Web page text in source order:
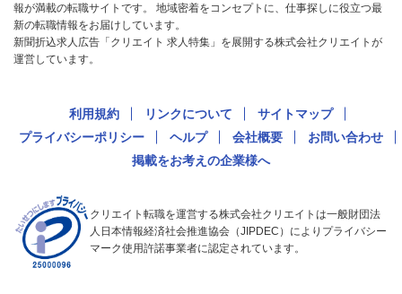
報が満載の転職サイトです。 地域密着をコンセプトに、仕事探しに役立つ最
新の転職情報をお届けしています。
新聞折込求人広告「クリエイト 求人特集」を展開する株式会社クリエイトが
運営しています。
利用規約 リンクについて
サイトマップ
プライバシーポリシー
ヘルプ 会社概要
お問い合わせ
掲載をお考えの企業様へ
クリエイト転職を運営する株式会社クリエイトは一般財団法
人日本情報経済社会推進協会（JIPDEC）によりプライバシー
マーク使用許諾事業者に認定されています。